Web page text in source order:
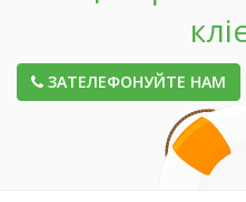
ЗАТЕЛЕФОНУЙТЕ НАМ